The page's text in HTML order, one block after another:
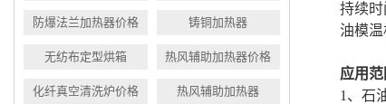
防爆法兰加热器价格 铸铜加热器
无纺布定型烘箱 热风辅助加热器价格
化纤真空清洗炉价格 热风辅助加热器
持续
油模
应用范
1、石